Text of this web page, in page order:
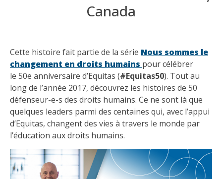
Canada
Cette histoire fait partie de la série Nous sommes le
changement en droits humains pour célébrer
le 50e anniversaire d’Equitas (#Equitas50). Tout au
long de l’année 2017, découvrez les histoires de 50
défenseur-e-s des droits humains. Ce ne sont là que
quelques leaders parmi des centaines qui, avec l’appui
d’Equitas, changent des vies à travers le monde par
l’éducation aux droits humains.